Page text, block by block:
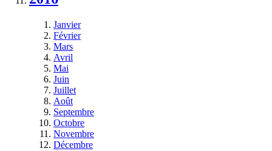
Janvier
Février
Mars
Avril
Mai
Juin
Juillet
Août
Septembre
Octobre
Novembre
Décembre